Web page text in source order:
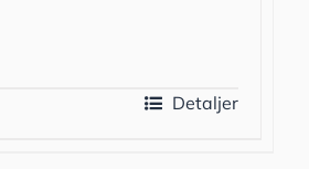
Detaljer